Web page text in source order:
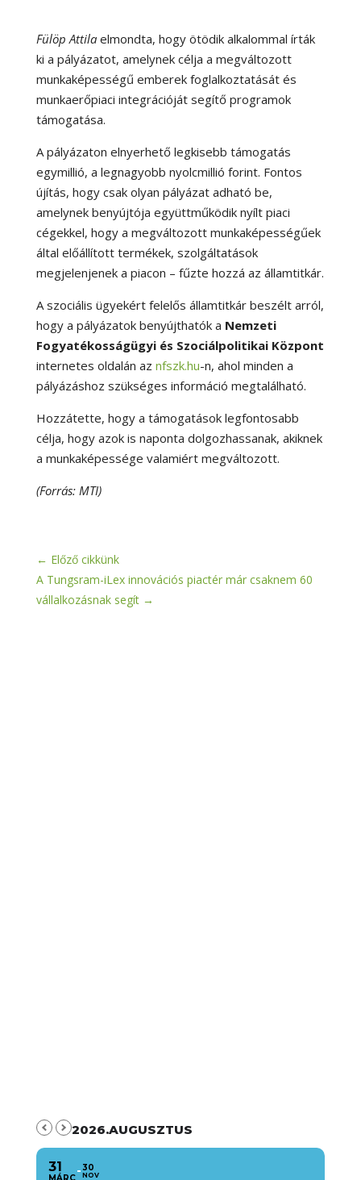
Fülöp Attilaelmondta, hogy ötödik alkalommal írták
ki a pályázatot, amelynek célja a megváltozott
munkaképességű emberek foglalkoztatását és
munkaerőpiaci integrációját segítő programok
támogatása.
A pályázaton elnyerhető legkisebb támogatás
egymillió, a legnagyobb nyolcmillió forint. Fontos
újítás, hogy csak olyan pályázat adható be,
amelynek benyújtója együttműködik nyílt piaci
cégekkel, hogy a megváltozott munkaképességűek
által előállított termékek, szolgáltatások
megjelenjenek a piacon – fűzte hozzá az államtitkár.
A szociális ügyekért felelős államtitkár beszélt arról,
hogy a pályázatok benyújthatók a Nemzeti
Fogyatékosságügyi és Szociálpolitikai Központ
internetes oldalán az nfszk.hu-n, ahol minden a
pályázáshoz szükséges információ megtalálható.
Hozzátette, hogy a támogatások legfontosabb
célja, hogy azok is naponta dolgozhassanak, akiknek
a munkaképessége valamiért megváltozott.
(Forrás: MTI)
← Előző cikkünk
A Tungsram-iLex innovációs piactér már csaknem 60
vállalkozásnak segít→
2026.AUGUSZTUS
31 30
NOV